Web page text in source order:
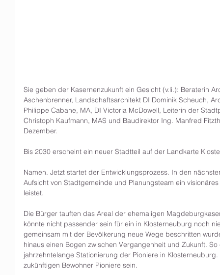
Sie geben der Kasernenzukunft ein Gesicht (v.li.): Beraterin
Aschenbrenner, Landschaftsarchitekt DI Dominik Scheuch,
Philippe Cabane, MA, DI Victoria McDowell, Leiterin der
Christoph Kaufmann, MAS und Baudirektor Ing. Manfred
Dezember.
Bis 2030 erscheint ein neuer Stadtteil auf der Landkarte
Namen. Jetzt startet der Entwicklungsprozess. In den
Aufsicht von Stadtgemeinde und Planungsteam ein
leistet.
Die Bürger tauften das Areal der ehemaligen
könnte nicht passender sein für ein in Klosterneuburg noch
gemeinsam mit der Bevölkerung neue Wege beschritten
hinaus einen Bogen zwischen Vergangenheit und Zukunft.
jahrzehntelange Stationierung der Pioniere in
zukünftigen Bewohner Pioniere sein.